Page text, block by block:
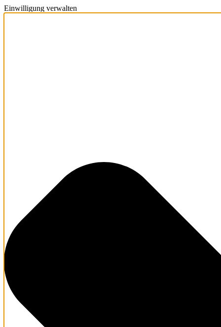
Einwilligung verwalten